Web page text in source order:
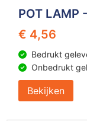
POT LAMP
€ 4,56
Bedrukt
Onbedrukt
Bekijken